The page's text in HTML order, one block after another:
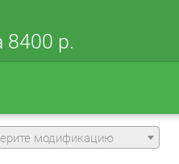
8400 р.
модификацию